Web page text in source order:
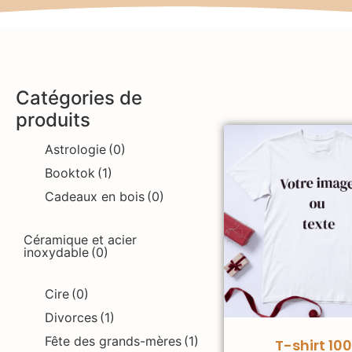
Catégories de
produits
Astrologie (0)
Booktok (1)
Cadeaux en bois (0)
Céramique et acier
inoxydable (0)
Cire (0)
Divorces (1)
Fête des grands-mères (1)
T-shirt